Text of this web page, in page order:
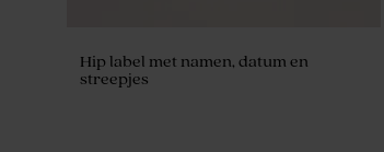
Hip label met namen, datum en
streepjes